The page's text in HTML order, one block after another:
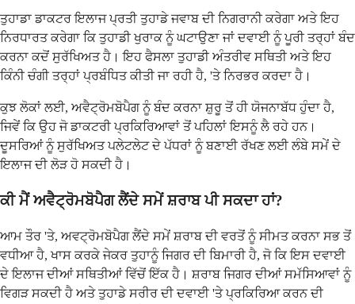
ਤੁਹਾਡਾ ਡਾਕਟਰ ਇਲਾਜ ਪ੍ਰਤੀ ਤੁਹਾਡੇ ਜਵਾਬ ਦੀ ਨਿਗਰਾਨੀ ਕਰੇਗਾ ਅਤੇ ਇਹ
ਨਿਰਧਾਰਤ ਕਰੇਗਾ ਕਿ ਤੁਹਾਡੀ ਖੁਰਾਕ ਨੂੰ ਘਟਾਉਣਾ ਜਾਂ ਦਵਾਈ ਨੂੰ ਪੂਰੀ ਤਰ੍ਹਾਂ ਬੰਦ
ਕਰਨਾ ਕਦੋਂ ਸੁਰੱਖਿਅਤ ਹੈ। ਇਹ ਫੈਸਲਾ ਤੁਹਾਡੀ ਅੰਤਰੀਵ ਸਥਿਤੀ ਅਤੇ ਇਹ
ਕਿੰਨੀ ਚੰਗੀ ਤਰ੍ਹਾਂ ਪ੍ਰਬੰਧਿਤ ਕੀਤੀ ਜਾ ਰਹੀ ਹੈ, 'ਤੇ ਨਿਰਭਰ ਕਰਦਾ ਹੈ।
ਕੁਝ ਲੋਕਾਂ ਲਈ, ਅਵੈਟ੍ਰੋਮਬੋਪੈਗ ਨੂੰ ਬੰਦ ਕਰਨਾ ਸ਼ੁਰੂ ਤੋਂ ਹੀ ਯੋਜਨਾਬੱਧ ਹੁੰਦਾ ਹੈ,
ਜਿਵੇਂ ਕਿ ਉਹ ਜੋ ਡਾਕਟਰੀ ਪ੍ਰਕਿਰਿਆਵਾਂ ਤੋਂ ਪਹਿਲਾਂ ਇਸਨੂੰ ਲੈ ਰਹੇ ਹਨ।
ਦੂਸਰਿਆਂ ਨੂੰ ਸੁਰੱਖਿਅਤ ਪਲੇਟਲੇਟ ਦੇ ਪੱਧਰਾਂ ਨੂੰ ਬਣਾਈ ਰੱਖਣ ਲਈ ਲੰਬੇ ਸਮੇਂ ਦੇ
ਇਲਾਜ ਦੀ ਲੋੜ ਹੋ ਸਕਦੀ ਹੈ।
ਕੀ ਮੈਂ ਅਵੈਟ੍ਰੋਮਬੋਪੈਗ ਲੈਂਦੇ ਸਮੇਂ ਸ਼ਰਾਬ ਪੀ ਸਕਦਾ ਹਾਂ?
ਆਮ ਤੌਰ 'ਤੇ, ਅਵਟ੍ਰੋਮਬੋਪੈਗ ਲੈਂਦੇ ਸਮੇਂ ਸ਼ਰਾਬ ਦੀ ਵਰਤੋਂ ਨੂੰ ਸੀਮਤ ਕਰਨਾ ਸਭ ਤੋਂ
ਵਧੀਆ ਹੈ, ਖਾਸ ਕਰਕੇ ਜੇਕਰ ਤੁਹਾਨੂੰ ਜਿਗਰ ਦੀ ਬਿਮਾਰੀ ਹੈ, ਜੋ ਕਿ ਇਸ ਦਵਾਈ
ਦੇ ਇਲਾਜ ਦੀਆਂ ਸਥਿਤੀਆਂ ਵਿੱਚੋਂ ਇੱਕ ਹੈ। ਸ਼ਰਾਬ ਜਿਗਰ ਦੀਆਂ ਸਮੱਸਿਆਵਾਂ ਨੂੰ
ਵਿਗੜ ਸਕਦੀ ਹੈ ਅਤੇ ਤੁਹਾਡੇ ਸਰੀਰ ਦੀ ਦਵਾਈ 'ਤੇ ਪ੍ਰਕਿਰਿਆ ਕਰਨ ਦੀ